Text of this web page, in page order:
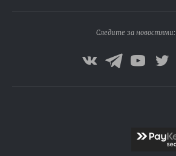
Следите за новостями: